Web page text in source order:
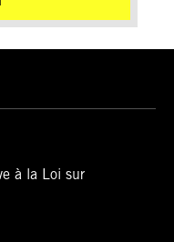
à la Loi sur